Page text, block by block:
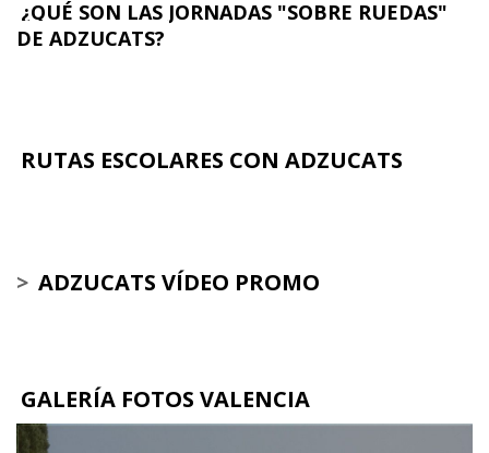
¿QUÉ SON LAS JORNADAS "SOBRE RUEDAS"
DE ADZUCATS?
RUTAS ESCOLARES CON ADZUCATS
> ADZUCATS VÍDEO PROMO
GALERÍA FOTOS VALENCIA